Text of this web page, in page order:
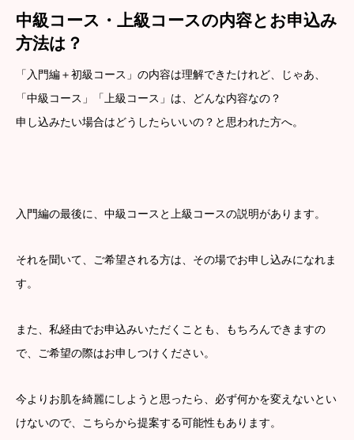
中級コース・上級コースの内容とお申込み
方法は？
「入門編＋初級コース」の内容は理解できたけれど、じゃあ、
「中級コース」「上級コース」は、どんな内容なの？
申し込みたい場合はどうしたらいいの？と思われた方へ。
入門編の最後に、中級コースと上級コースの説明があります。
それを聞いて、ご希望される方は、その場でお申し込みになれま
す。
また、私経由でお申込みいただくことも、もちろんできますの
で、ご希望の際はお申しつけください。
今よりお肌を綺麗にしようと思ったら、必ず何かを変えないとい
けないので、こちらから提案する可能性もあります。